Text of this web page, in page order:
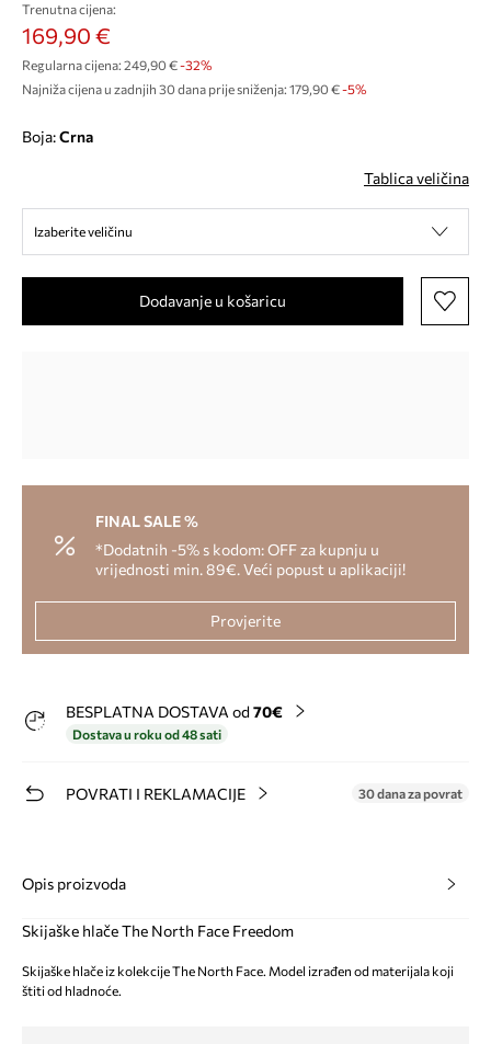
Trenutna cijena:
169,90 €
Regularna cijena: 249,90 €-32%
Najniža cijena u zadnjih 30 dana prije sniženja: 179,90 € -5%
Boja: crna
Tablica veličina
Izaberite veličinu
Dodavanje u košaricu
FINAL SALE %
*Dodatnih -5% s kodom: OFF za kupnju u
vrijednosti min. 89€. Veći popust u aplikaciji!
Provjerite
BESPLATNA DOSTAVA od 70€
Dostava u roku od 48 sati
POVRATI I REKLAMACIJE 30 dana za povrat
Opis proizvoda
Skijaške hlače The North Face Freedom
Skijaške hlače iz kolekcije The North Face. Model izrađen od materijala koji
štiti od hladnoće.